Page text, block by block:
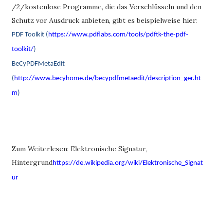
/2/kostenlose Programme, die das Verschlüsseln und den
Schutz vor Ausdruck anbieten, gibt es beispielweise hier:
PDF Toolkit (https://www.pdflabs.com/tools/pdftk-the-pdf-
toolkit/)
BeCyPDFMetaEdit
(http://www.becyhome.de/becypdfmetaedit/description_ger.ht
m)
Zum Weiterlesen: Elektronische Signatur,
Hintergrundhttps://de.wikipedia.org/wiki/Elektronische_Signat
ur